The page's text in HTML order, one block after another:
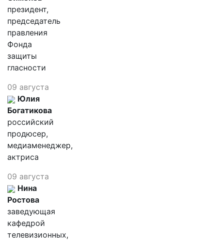
президент,
председатель
правления
Фонда
защиты
гласности
09 августа
Юлия
Богатикова
российский
продюсер,
медиаменеджер,
актриса
09 августа
Нина
Ростова
заведующая
кафедрой
телевизионных,